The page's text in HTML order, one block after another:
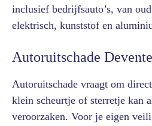
inclusief bedrijfsauto’s, van
elektrisch, kunststof en
Autoruitschade
Autoruitschade vraagt om
klein scheurtje of sterretje kan
veroorzaken. Voor je eigen